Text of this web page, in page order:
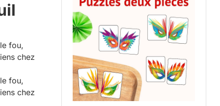
fou,
chez
fou,
chez